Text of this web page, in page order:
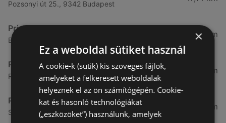
Pozsonyi út 25., 9342 Budapest
Príma
Balassi B. u. 2, 9241 Jánossomorja
47,2 km
Príma
Rákóczi utca 25, 9241 Jánossomorja
47,63 km
Príma
Szent István király u. 26., 9200 Mosonmagyaróvár
59,31 km
×
Ez a weboldal sütiket használ
A cookie-k (sütik) kis szöveges fájlok,
amelyeket a felkeresett weboldalak
helyeznek el az ön számítógépén. Cookie-
kat és hasonló technológiákat
(„eszközöket”) használunk, amelyek